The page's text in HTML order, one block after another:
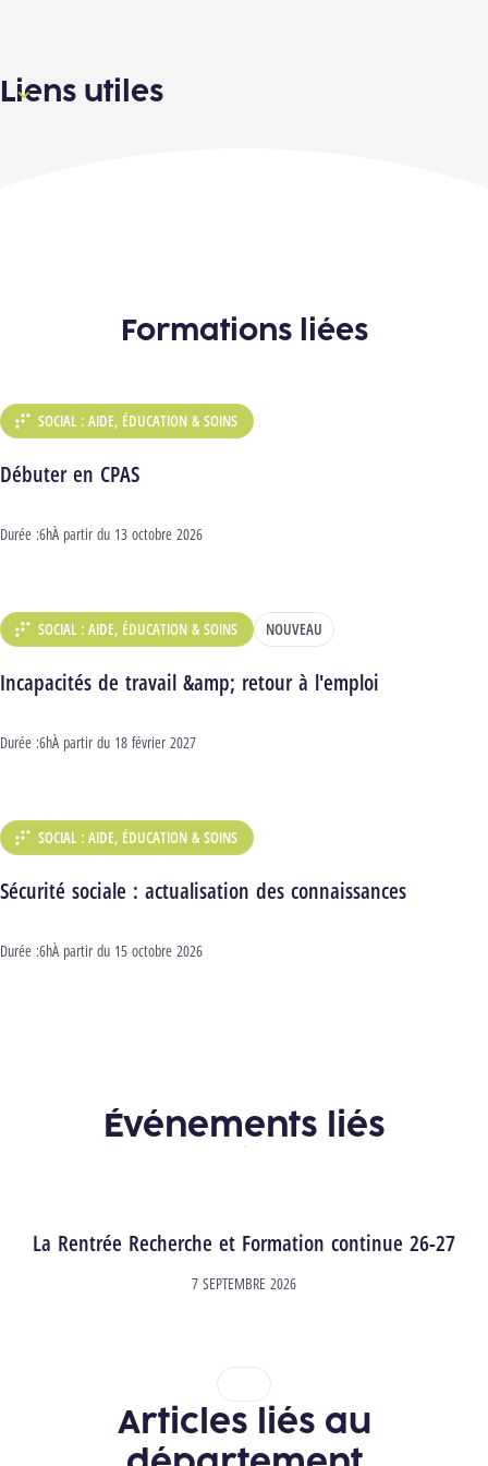
Liens utiles
Formations liées
DÉPARTEMENT :
SOCIAL : AIDE, ÉDUCATION & SOINS
Débuter en CPAS
Durée :6hDébut :
À partir du 13 octobre 2026
DÉPARTEMENT :
SOCIAL : AIDE, ÉDUCATION & SOINS NOUVEAU
Incapacités de travail &amp; retour à l'emploi
Durée :6hDébut :
À partir du 18 février 2027
DÉPARTEMENT :
SOCIAL : AIDE, ÉDUCATION & SOINS
Sécurité sociale : actualisation des connaissances
Durée :6hDébut :
À partir du 15 octobre 2026
Événements liés
La Rentrée Recherche et Formation continue 26-27
7 SEPTEMBRE 2026
1
Articles liés au